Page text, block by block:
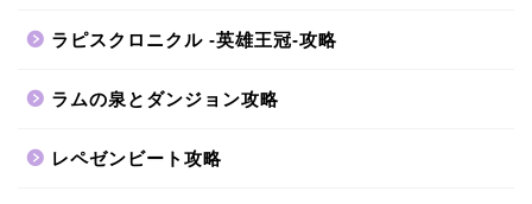
ラピスクロニクル -英雄王冠-攻略
ラムの泉とダンジョン攻略
レペゼンビート攻略